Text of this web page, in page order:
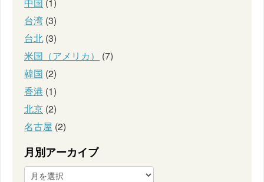
台湾 (3)
台北 (3)
米国（アメリカ）
(7)
韓国 (2)
香港 (1)
北京 (2)
名古屋 (2)
月別アーカイブ